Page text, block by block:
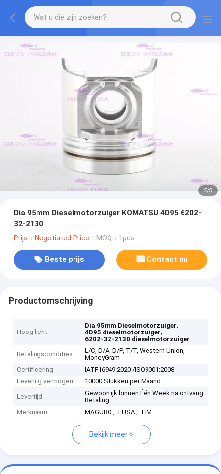
2/3
Dia 95mm Dieselmotorzuiger KOMATSU 4D95 6202-
32-2130
Prijs：Negotiated Price MOQ：1pcs
Beste prijs Contact nu
Productomschrijving
Hoog licht
Dia 95mm Dieselmotorzuiger,
4D95 dieselmotorzuiger,
6202-32-2130 dieselmotorzuiger
Betalingscondities
L/C, D/A, D/P, T/T, Western Union,
MoneyGram
Certificering
IATF16949:2020 /ISO9001:2008
Levering vermogen
10000 Stukken per Maand
Levertijd
Gewoonlijk binnen Één Week na ontvang
Betaling
Merknaam
MAGURO、FUSA、FIM
Bekijk meer